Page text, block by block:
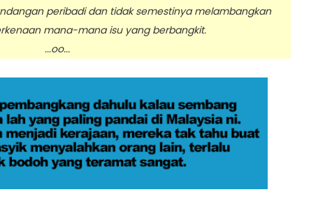
peribadi dan tidak semestinya melambangkan
mana-mana isu yang berbangkit.